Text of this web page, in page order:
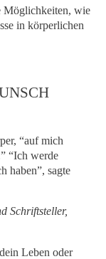
Möglichkeiten, wie
in körperlichen
“auf mich
“Ich werde
haben”, sagte
Schriftsteller,
Leben oder